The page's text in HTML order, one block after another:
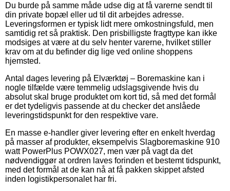
Du burde på samme måde udse dig at få varerne sendt til
din private bopæl eller ud til dit arbejdes adresse.
Leveringsformen er typisk lidt mere omkostningsfuld, men
samtidig ret så praktisk. Den prisbilligste fragttype kan ikke
modsiges at være at du selv henter varerne, hvilket stiller
krav om at du befinder dig lige ved online shoppens
hjemsted.
Antal dages levering på Elværktøj – Boremaskine kan i
nogle tilfælde være temmelig udslagsgivende hvis du
absolut skal bruge produktet om kort tid, så med det formål
er det tydeligvis passende at du checker det anslåede
leveringstidspunkt for den respektive vare.
En masse e-handler giver levering efter en enkelt hverdag
på masser af produkter, eksempelvis Slagboremaskine 910
watt PowerPlus POWX027, men vær på vagt da det
nødvendiggør at ordren laves forinden et bestemt tidspunkt,
med det formål at de kan nå at få pakken skippet afsted
inden logistikpersonalet har fri.